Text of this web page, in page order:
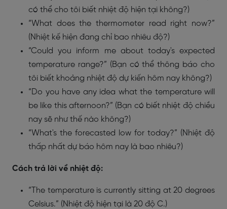
có thể cho tôi biết nhiệt độ hiện tại không?)
“What does the thermometer read right now?”
(Nhiệt kế hiện đang chỉ bao nhiêu độ?)
“Could you inform me about today's expected
temperature range?” (Bạn có thể thông báo cho
tôi biết khoảng nhiệt độ dự kiến hôm nay không?)
“Do you have any idea what the temperature will
be like this afternoon?” (Bạn có biết nhiệt độ chiều
nay sẽ như thế nào không?)
“What's the forecasted low for today?” (Nhiệt độ
thấp nhất dự báo hôm nay là bao nhiêu?)
Cách trả lời về nhiệt độ:
“The temperature is currently sitting at 20 degrees
Celsius.” (Nhiệt độ hiện tại là 20 độ C.)